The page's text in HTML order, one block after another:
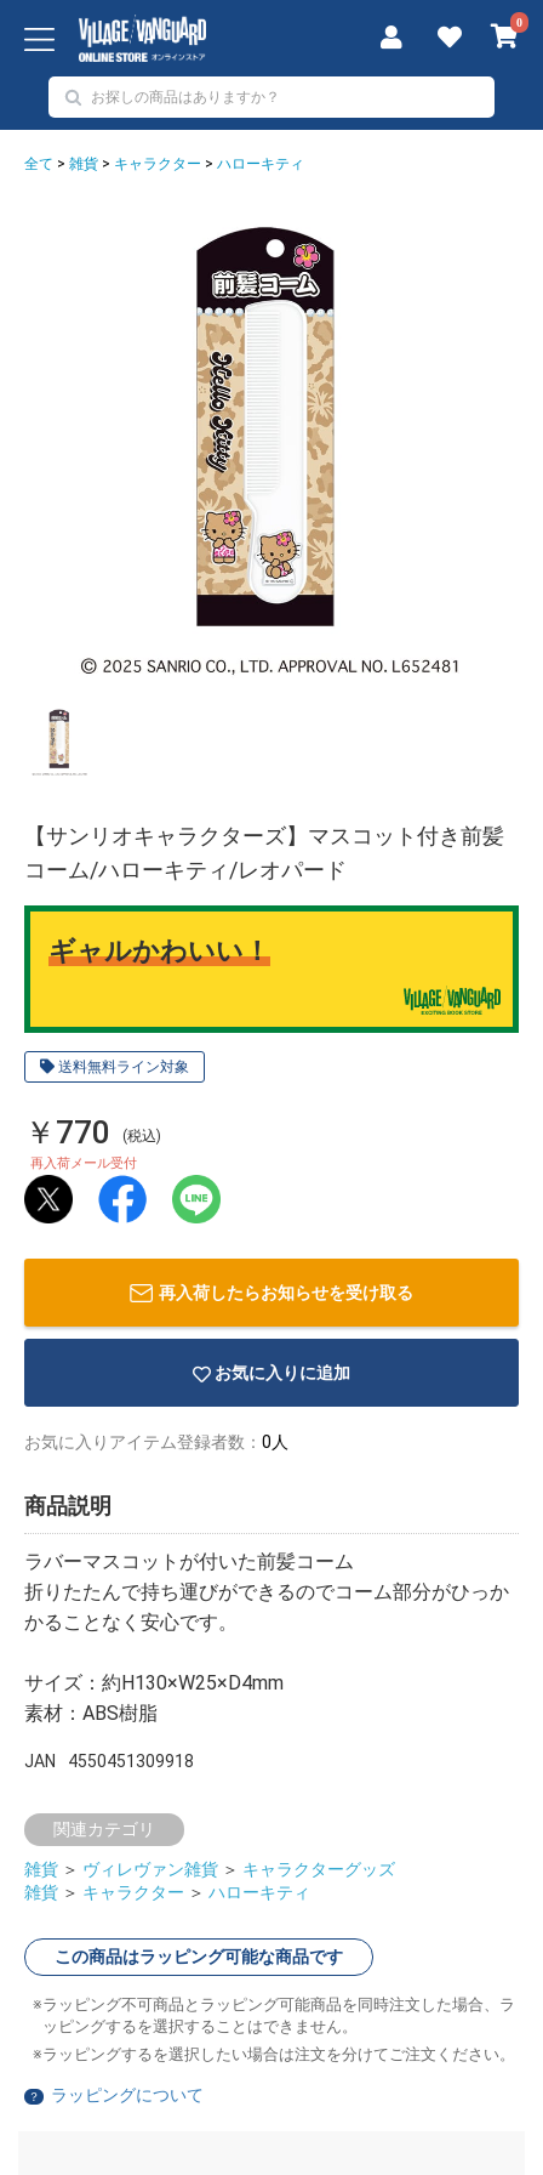
0
全て > 雑貨 > キャラクター > ハローキティ
送料無料ライン対象
【サンリオキャラクターズ】マスコット付き前髪
コーム/ハローキティ/レオパード
ギャルかわいい！
￥770 (税込)
再入荷メール受付
再入荷したらお知らせを受け取る
お気に入りに追加
お気に入りアイテム登録者数： 0人
商品説明
ラバーマスコットが付いた前髪コーム
折りたたんで持ち運びができるのでコーム部分がひっか
かることなく安心です。
サイズ：約H130×W25×D4mm
素材：ABS樹脂
JAN 4550451309918
関連カテゴリ
雑貨 ＞ ヴィレヴァン雑貨 ＞ キャラクターグッズ
雑貨 ＞ キャラクター ＞ ハローキティ
この商品はラッピング可能な商品です
ラッピング不可商品とラッピング可能商品を同時注文した場合、ラ
ッピングするを選択することはできません。
ラッピングするを選択したい場合は注文を分けてご注文ください。
？ ラッピングについて
イラストレ
ーター
ッズ